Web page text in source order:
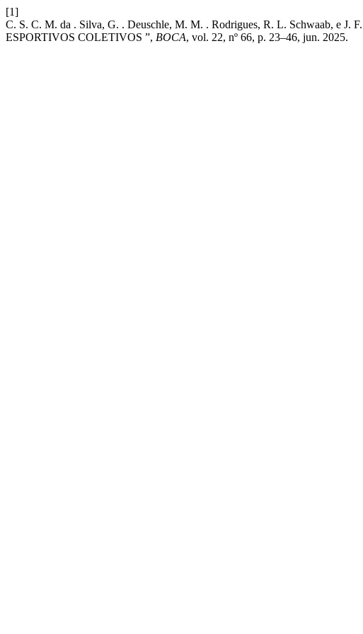
[1]
C. S. C. M. da . Silva, G. . Deuschle, M. M. . Rodrigues, R. L. Schwaab,
ESPORTIVOS COLETIVOS ”, BOCA, vol. 22, nº 66, p. 23–46, jun. 2025.